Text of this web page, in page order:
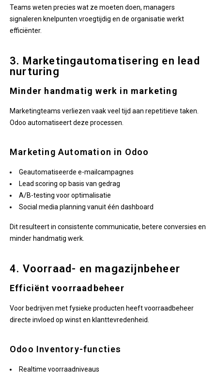
Teams weten precies wat ze moeten doen, managers
signaleren knelpunten vroegtijdig en de organisatie werkt
efficiënter.
3. Marketingautomatisering en lead
nurturing
Minder handmatig werk in marketing
Marketingteams verliezen vaak veel tijd aan repetitieve taken.
Odoo automatiseert deze processen.
Marketing Automation in Odoo
Geautomatiseerde e-mailcampagnes
Lead scoring op basis van gedrag
A/B-testing voor optimalisatie
Social media planning vanuit één dashboard
Dit resulteert in consistente communicatie, betere conversies en
minder handmatig werk.
4. Voorraad- en magazijnbeheer
Efficiënt voorraadbeheer
Voor bedrijven met fysieke producten heeft voorraadbeheer
directe invloed op winst en klanttevredenheid.
Odoo Inventory-functies
Realtime voorraadniveaus